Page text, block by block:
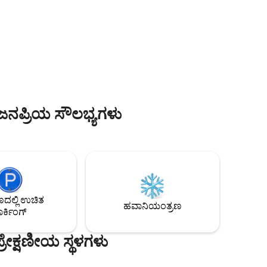
ಸೌಲಭ್ಯಗಳು
ಉಚಿತ
ಹವಾನಿಯಂತ್ರಣ
ಸ್ಥಳಗಳು